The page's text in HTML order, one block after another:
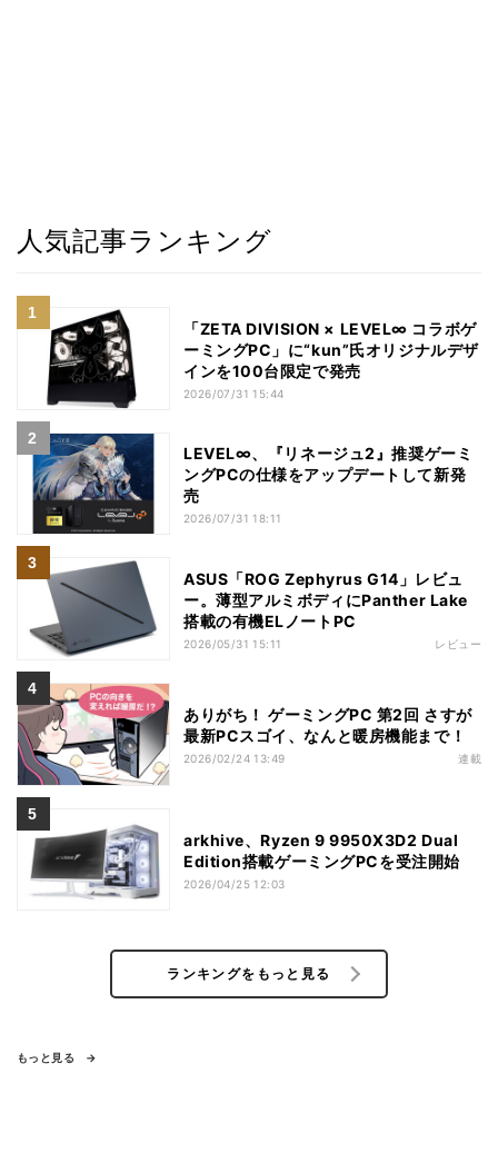
人気記事ランキング
「ZETA DIVISION × LEVEL∞ コラボゲ
ーミングPC」に“kun”氏オリジナルデザ
インを100台限定で発売
2026/07/31 15:44
LEVEL∞、『リネージュ2』推奨ゲーミ
ングPCの仕様をアップデートして新発
売
2026/07/31 18:11
ASUS「ROG Zephyrus G14」レビュ
ー。薄型アルミボディにPanther Lake
搭載の有機ELノートPC
2026/05/31 15:11 レビュー
ありがち！ ゲーミングPC 第2回 さすが
最新PCスゴイ、なんと暖房機能まで！
2026/02/24 13:49 連載
arkhive、Ryzen 9 9950X3D2 Dual
Edition搭載ゲーミングPCを受注開始
2026/04/25 12:03
ランキングをもっと見る
もっと見る